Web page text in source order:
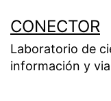
contenido
CONECTOR
Laboratorio de
información y